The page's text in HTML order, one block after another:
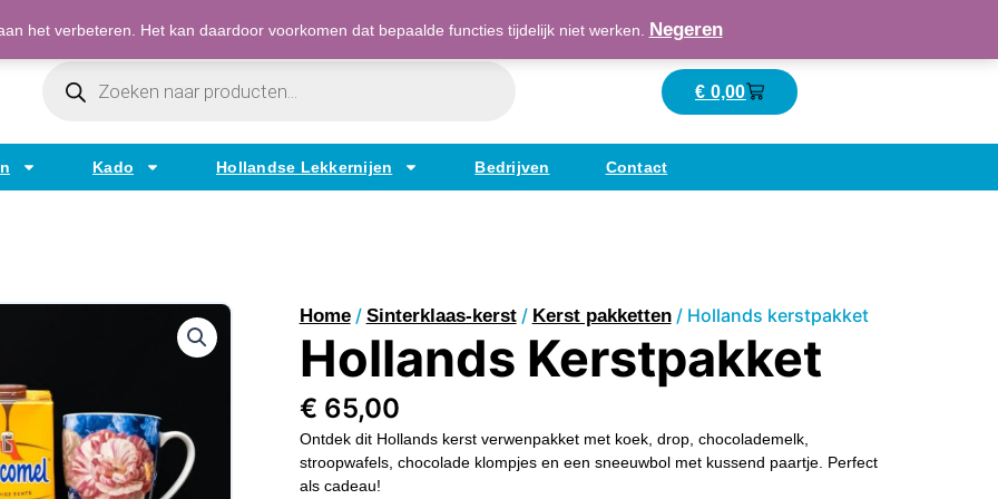
het verbeteren. Het kan daardoor voorkomen dat bepaalde functies tijdelijk niet werken. Negeren
Bestellen op factuur mogelijk voor bedrijven
Maatschappelijk verantwoord ondernemend
Producten
€ 0,00Winkelwagen
Kado Hollandse Lekkernijen Bedrijven Contact
Home/ Sinterklaas-kerst/ Kerst pakketten/ Hollands kerstpakket
Hollands Kerstpakket
€ 65,00
Ontdek dit Hollands kerst verwenpakket met koek, drop, chocolademelk,
stroopwafels, chocolade klompjes en een sneeuwbol met kussend paartje. Perfect
als cadeau!